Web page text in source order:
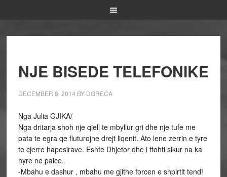
NJE BISEDE TELEFONIKE
DECEMBER 8, 2014 BY DGRECA
Nga Julia GJIKA/
Nga dritarja shoh nje qiell te mbyllur gri dhe nje tufe me
pata te egra qe fluturojne drejt liqenit. Ato lene zerrin e tyre
te cjerre hapesirave. Eshte Dhjetor dhe i ftohti sikur na ka
hyre ne palce.
-Mbahu e dashur , mbahu me gjithe forcen e shpirtit tend!